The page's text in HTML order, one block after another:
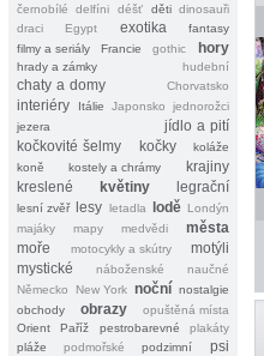
černobílé
delfíni déšť děti dinosauři
draci
Egypt exotika
fantasy
filmy a seriály
Francie gothic hory
hrady a zámky hudební
chaty a domy Chorvatsko
interiéry Itálie Japonsko
jednorožci
jezera
jídlo a pití
kočkovité šelmy
kočky
koláže
koně
kostely a chrámy
krajiny
kreslené
květiny legrační
lesní zvěř lesy letadla lodě Londýn
majáky
mapy medvědi
města
moře
motocykly a skútry
motýli
mystické
náboženské
naučné
Německo
New York noční nostalgie
obchody
obrazy
opuštěná místa
Orient
Paříž pestrobarevné
plakáty
pláže
podmořské podzimní
psi